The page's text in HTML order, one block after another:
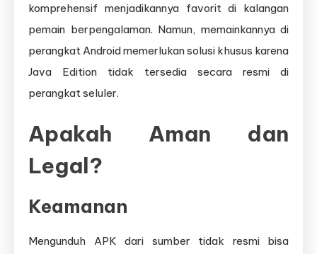
komprehensif menjadikannya favorit di kalangan
pemain berpengalaman. Namun, memainkannya di
perangkat Android memerlukan solusi khusus karena
Java Edition tidak tersedia secara resmi di
perangkat seluler.
Apakah Aman dan
Legal?
Keamanan
Mengunduh APK dari sumber tidak resmi bisa